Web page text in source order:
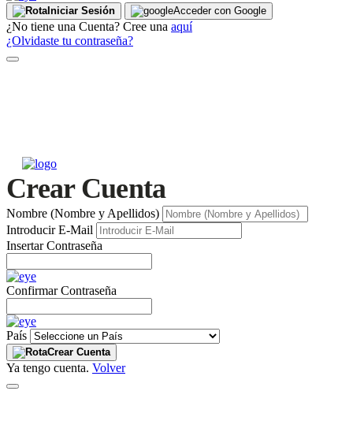
Iniciar Sesión Acceder con Google
¿No tiene una Cuenta? Cree una aquí
¿Olvidaste tu contraseña?
Crear Cuenta
Nombre (Nombre y Apellidos)
Introducir E-Mail
Insertar Contraseña
Confirmar Contraseña
País
Crear Cuenta
Ya tengo cuenta. Volver